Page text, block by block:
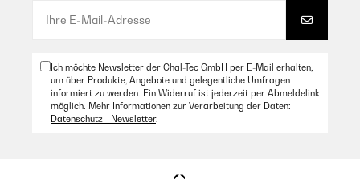
Übersetzen
01/12/2024
Ha venido muy bien empacada, tiene buenas medidas de
seguridad y el montaje es fácil.
Ich möchte Newsletter der Chal-Tec GmbH per E-Mail erhalten,
um über Produkte, Angebote und gelegentliche Umfragen
informiert zu werden. Ein Widerruf ist jederzeit per Abmeldelink
möglich. Mehr Informationen zur Verarbeitung der Daten:
Datenschutz - Newsletter.